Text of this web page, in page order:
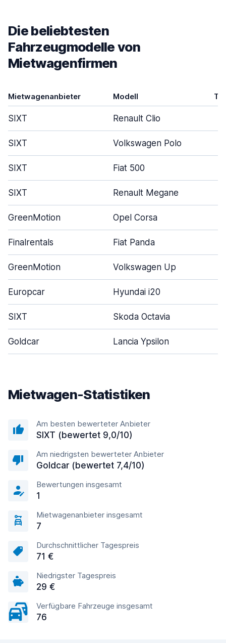
Die beliebtesten
Fahrzeugmodelle von
Mietwagenfirmen
Mietwagenanbieter Modell
SIXT Renault Clio
SIXT Volkswagen Polo
SIXT Fiat 500
SIXT Renault Megane
GreenMotion Opel Corsa
Finalrentals Fiat Panda
GreenMotion Volkswagen Up
Europcar Hyundai i20
SIXT Skoda Octavia
Goldcar Lancia Ypsilon
Mietwagen-Statistiken
Am besten bewerteter Anbieter
SIXT (bewertet 9,0/10)
Am niedrigsten bewerteter Anbieter
Goldcar (bewertet 7,4/10)
Bewertungen insgesamt
1
Mietwagenanbieter insgesamt
7
Durchschnittlicher Tagespreis
71 €
Niedrigster Tagespreis
29 €
Verfügbare Fahrzeuge insgesamt
76